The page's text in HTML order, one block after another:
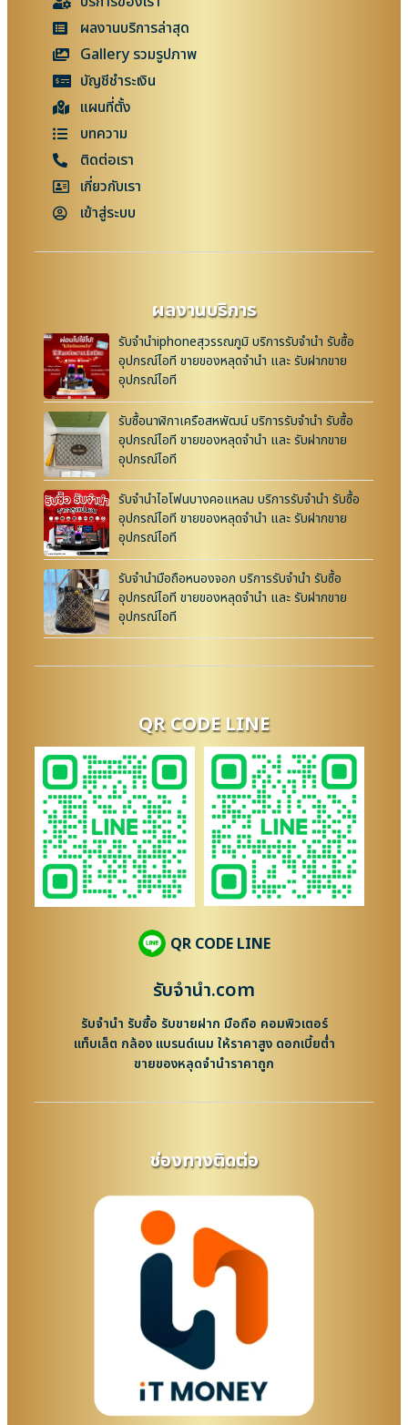
ผลงานบริการล่าสุด
Gallery รวมรูปภาพ
บัญชีชำระเงิน
แผนที่ตั้ง
บทความ
ติดต่อเรา
เกี่ยวกับเรา
เข้าสู่ระบบ
ผลงานบริการ
รับจำนำiphoneสุวรรณภูมิ บริการรับจำนำ รับซื้อ
อุปกรณ์ไอที ขายของหลุดจำนำ และ รับฝากขาย
อุปกรณ์ไอที
รับซื้อนาฬิกาเครือสหพัฒน์ บริการรับจำนำ รับซื้อ
อุปกรณ์ไอที ขายของหลุดจำนำ และ รับฝากขาย
อุปกรณ์ไอที
รับจำนำไอโฟนบางคอแหลม บริการรับจำนำ รับซื้อ
อุปกรณ์ไอที ขายของหลุดจำนำ และ รับฝากขาย
อุปกรณ์ไอที
รับจำนำมือถือหนองจอก บริการรับจำนำ รับซื้อ
อุปกรณ์ไอที ขายของหลุดจำนำ และ รับฝากขาย
อุปกรณ์ไอที
QR CODE LINE
QR CODE LINE
รับจํานํา.com
รับจำนำ รับซื้อ รับขายฝาก มือถือ คอมพิวเตอร์
แท็บเล็ต กล้อง แบรนด์เนม ให้ราคาสูง ดอกเบี้ยต่ำ
ขายของหลุดจำนำราคาถูก
ช่องทางติดต่อ